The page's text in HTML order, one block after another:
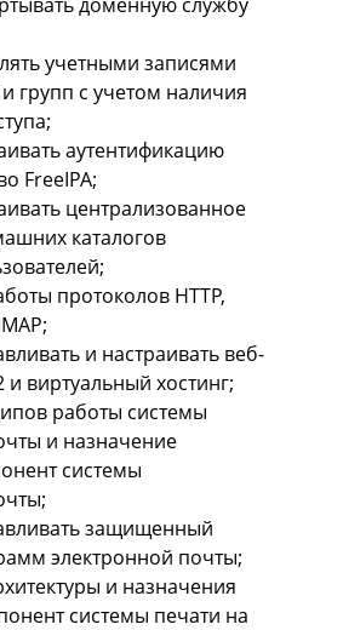
учетными записями
групп с учетом наличия
аутентификацию
FreeIPA;
централизованное
каталогов
протоколов HTTP,
и настраивать веб-
и виртуальный хостинг;
работы системы
и назначение
системы
защищенный
электронной почты;
и назначения
системы печати на